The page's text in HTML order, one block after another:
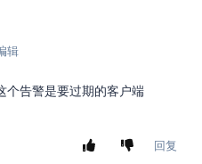
辑
个告警是要过期的客户端
回复